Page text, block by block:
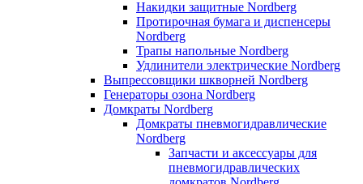
Накидки защитные Nordberg
Протирочная бумага и диспенсеры
Nordberg
Трапы напольные Nordberg
Удлинители электрические Nordberg
Выпрессовщики шкворней Nordberg
Генераторы озона Nordberg
Домкраты Nordberg
Домкраты пневмогидравлические
Nordberg
Запчасти и аксессуары для
пневмогидравлических